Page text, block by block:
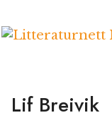
til
Lif Breivik